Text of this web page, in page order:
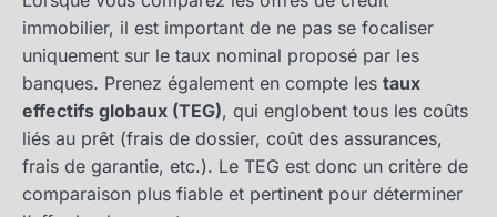
immobilier, il est important de ne pas se focaliser
uniquement sur le taux nominal proposé par les
banques. Prenez également en compte les taux
effectifs globaux (TEG), qui englobent tous les coûts
liés au prêt (frais de dossier, coût des assurances,
frais de garantie, etc.). Le TEG est donc un critère de
comparaison plus fiable et pertinent pour déterminer